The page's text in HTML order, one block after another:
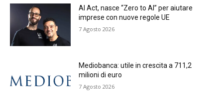
AI Act, nasce “Zero to AI” per aiutare
imprese con nuove regole UE
7 Agosto 2026
Mediobanca: utile in crescita a 711,2
milioni di euro
7 Agosto 2026